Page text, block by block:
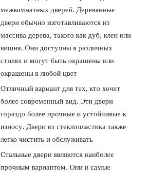
межкомнатных дверей. Деревянные
двери обычно изготавливаются из
массива дерева, такого как дуб, клен или
вишня. Они доступны в различных
стилях и могут быть окрашены или
окрашены в любой цвет
Отличный вариант для тех, кто хочет
более современный вид. Эти двери
гораздо более прочные и устойчивые к
износу. Двери из стеклопластика также
легко чистить и обслуживать
Стальные двери являются наиболее
прочным вариантом. Они и самые